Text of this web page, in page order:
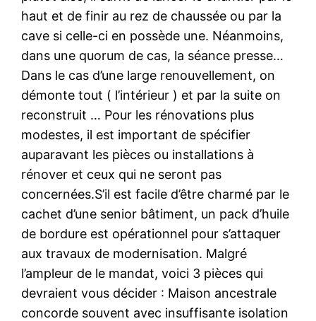
haut et de finir au rez de chaussée ou par la
cave si celle-ci en possède une. Néanmoins,
dans une quorum de cas, la séance presse…
Dans le cas d’une large renouvellement, on
démonte tout ( l’intérieur ) et par la suite on
reconstruit … Pour les rénovations plus
modestes, il est important de spécifier
auparavant les pièces ou installations à
rénover et ceux qui ne seront pas
concernées.S’il est facile d’être charmé par le
cachet d’une senior bâtiment, un pack d’huile
de bordure est opérationnel pour s’attaquer
aux travaux de modernisation. Malgré
l’ampleur de le mandat, voici 3 pièces qui
devraient vous décider : Maison ancestrale
concorde souvent avec insuffisante isolation